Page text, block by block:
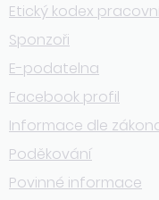
Etický kodex
Sponzoři
E-podatelna
Facebook profil
Informace dle
Poděkování
Povinné informace